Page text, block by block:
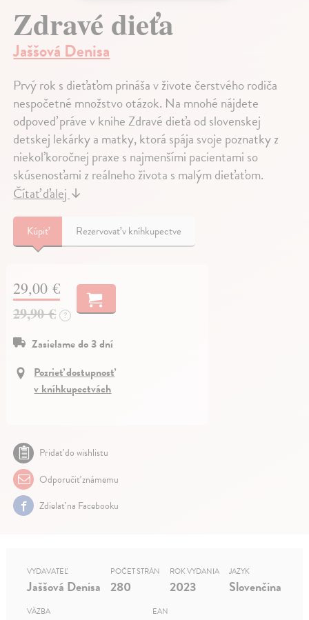
Zdravé dieťa
Jaššová Denisa
Prvý rok s dieťaťom prináša v živote čerstvého rodiča
nespočetné množstvo otázok. Na mnohé nájdete
odpoveď práve v knihe Zdravé dieťa od slovenskej
detskej lekárky a matky, ktorá spája svoje poznatky z
niekoľkoročnej praxe s najmenšími pacientami so
skúsenosťami z reálneho života s malým dieťaťom.
Čítať ďalej↓
Kúpiť Rezervovať v kníhkupectve
29,00 €
29,90 €
?
Zasielame do 3 dní
Pozrieť dostupnosť
v kníhkupectvách
Pridať do wishlistu
Odporučiť známemu
Zdielať na Facebooku
VYDAVATEĽ
Jaššová Denisa
POČET STRÁN
280
ROK VYDANIA
2023
JAZYK
Slovenčina
VÄZBA EAN